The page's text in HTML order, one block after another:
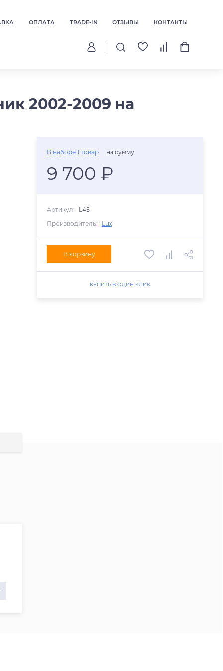
ОПЛАТА TRADE-IN ОТЗЫВЫ КОНТАКТЫ
2002-2009 на
В наборе 1 товар на сумму:
9 700 ₽
Артикул:
L45
Производитель:
Lux
В корзину
КУПИТЬ В ОДИН КЛИК